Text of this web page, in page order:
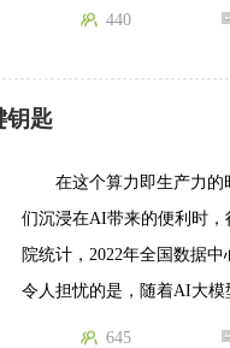
440
钥匙
在这个算力即生产力
们沉浸在AI带来的便利时
院统计，2022年全国数据
令人担忧的是，随着AI大
645